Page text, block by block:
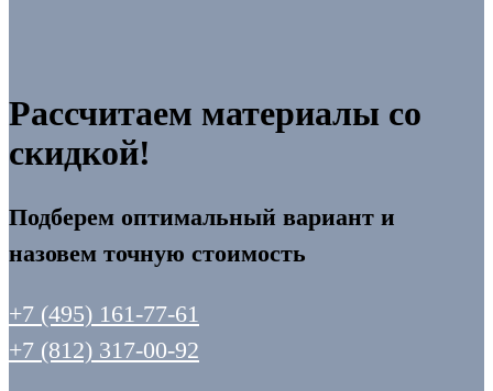
Рассчитаем материалы со
скидкой!
Подберем оптимальный вариант и
назовем точную стоимость
+7 (495) 161-77-61
+7 (812) 317-00-92